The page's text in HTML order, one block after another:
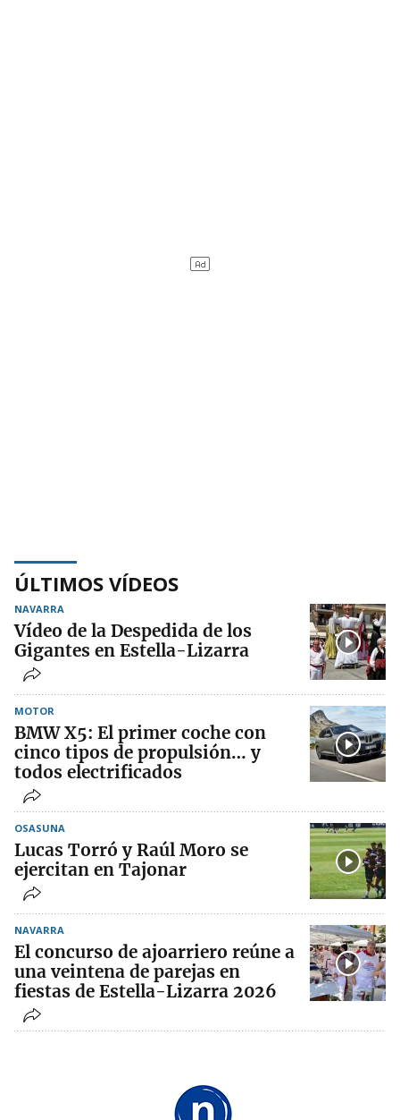
ÚLTIMOS VÍDEOS
NAVARRA
Vídeo de la Despedida de los
Gigantes en Estella-Lizarra
MOTOR
BMW X5: El primer coche con
cinco tipos de propulsión… y
todos electrificados
OSASUNA
Lucas Torró y Raúl Moro se
ejercitan en Tajonar
NAVARRA
El concurso de ajoarriero reúne a
una veintena de parejas en
fiestas de Estella-Lizarra 2026